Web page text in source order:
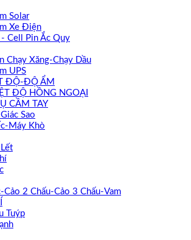
Solar
Xe Điện
- Cell Pin Ắc Quy
Chạy Xăng-Chạy Dầu
UPS
ĐỘ-ĐỘ ẨM
ĐỘ HỒNG NGOẠI
CẦM TAY
Sao
Máy Khò
2 Chấu-Cảo 3 Chấu-Vam
Tuýp